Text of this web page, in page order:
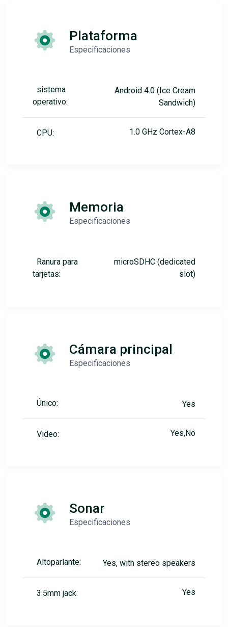
Plataforma
Especificaciones
sistema
operativo:
Android 4.0 (Ice Cream
Sandwich)
CPU: 1.0 GHz Cortex-A8
Memoria
Especificaciones
Ranura para
tarjetas:
microSDHC (dedicated
slot)
Cámara principal
Especificaciones
Único: Yes
Video: Yes,No
Sonar
Especificaciones
Altoparlante: Yes, with stereo speakers
3.5mm jack: Yes